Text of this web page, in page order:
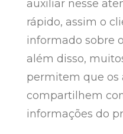
auxiliar nesse
rápido, assim o
informado sobre
além disso,
permitem que os
compartilhem
informações do